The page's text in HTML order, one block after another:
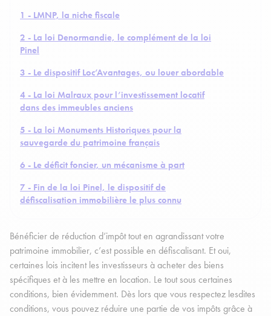
1 - LMNP, la niche fiscale
2 - La loi Denormandie, le complément de la loi
Pinel
3 - Le dispositif Loc’Avantages, ou louer abordable
4 - La loi Malraux pour l’investissement locatif
dans des immeubles anciens
5 - La loi Monuments Historiques pour la
sauvegarde du patrimoine français
6 - Le déficit foncier, un mécanisme à part
7 - Fin de la loi Pinel, le dispositif de
défiscalisation immobilière le plus connu
Bénéficier de réduction d’impôt tout en agrandissant votre
patrimoine immobilier, c’est possible en défiscalisant. Et oui,
certaines lois incitent les investisseurs à acheter des biens
spécifiques et à les mettre en location. Le tout sous certaines
conditions, bien évidemment. Dès lors que vous respectez lesdites
conditions, vous pouvez réduire une partie de vos impôts grâce à